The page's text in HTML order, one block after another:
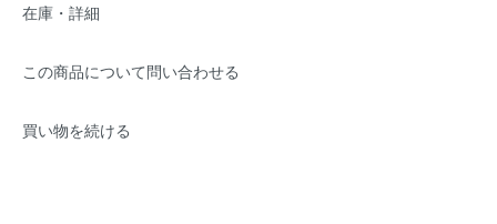
在庫・詳細
この商品について問い合わせる
買い物を続ける